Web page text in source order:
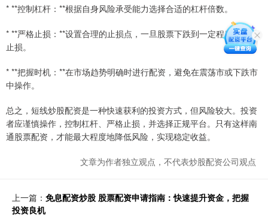
* **控制杠杆：**根据自身风险承受能力选择合适的杠杆倍数。
* **严格止损：**设置合理的止损点，一旦股票下跌到一定程度，及时
止损。
* **把握时机：**在市场趋势明确时进行配资，避免在震荡市或下跌市
中操作。
总之，短线炒股配资是一种快速获利的投资方式，但风险较大。投资
者应谨慎操作，控制杠杆、严格止损，并选择正规平台。只有这样南
通股票配资，才能最大程度地降低风险，实现稳定收益。
文章为作者独立观点，不代表炒股配资公司观点
上一篇： 免息配资炒股 股票配资申请指南：快速提升资金，把握
投资良机